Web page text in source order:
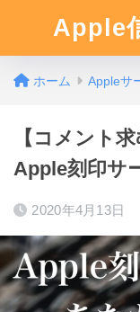
Apple
ホーム Appleサ
【コメント
Apple刻印サ
2020年4月13日